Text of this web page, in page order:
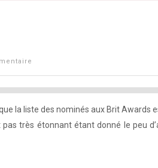
la liste des nominés aux Brit Awards
très étonnant étant donné le peu